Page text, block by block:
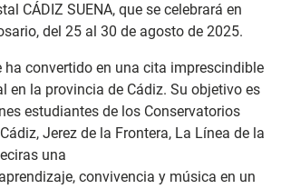
CÁDIZ SUENA, que se celebrará en
del 25 al 30 de agosto de 2025.
ha convertido en una cita imprescindible
en la provincia de Cádiz. Su objetivo es
estudiantes de los Conservatorios
Jerez de la Frontera, La Línea de la
una
convivencia y música en un